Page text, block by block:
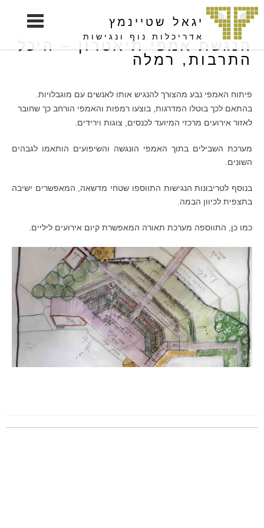
S
k
i
p
t
c
o
n
e
t
יגאל שטיינמץ
אדריכלות נוף ונגישות
הנגשת אמפי תיאטרון – היכל
התרבות, רמלה
פיתוח האמפי נבע מהצורך להנגיש אותו לאנשים עם מוגבלויות.
בהתאם לכך בוטלו המדרגות, בוצעו רמפות והאמפי הורחב כך שחובר
לאזור אירועים מרכזי המיועד לכנסים, צוגות וירידים.
מערכת השבילים בתוך האמפי הונגשה והשיפועים הותאמו לגבהים
השונים.
בנוסף לטריבונות הנגישות התווספו שטחי מדשאה, המאפשרים ישיבה
בתצפית לכיוון הבמה.
כמו כן, התווספה מערכת תאורה המאפשרת קיום אירועים ליליים.